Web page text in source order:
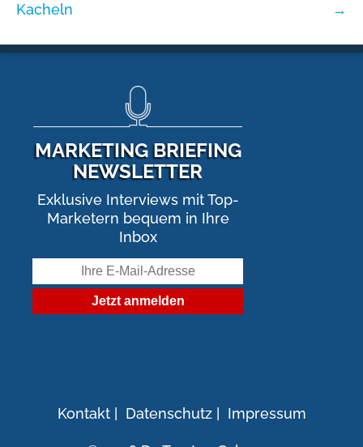
Kacheln
→
MARKETING BRIEFING
NEWSLETTER
Exklusive Interviews mit Top-
Marketern bequem in Ihre
Inbox
Kontakt | Datenschutz | Impressum